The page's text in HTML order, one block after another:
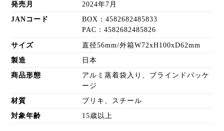
発売月 2024年7月
JANコード
BOX：4582682485833
PAC：4582682485826
サイズ 直径56mm/外箱W72xH100xD62mm
製造 日本
商品形態
アルミ蒸着袋入り、ブラインドパッケ
ージ
材質 ブリキ、スチール
対象年齢 15歳以上